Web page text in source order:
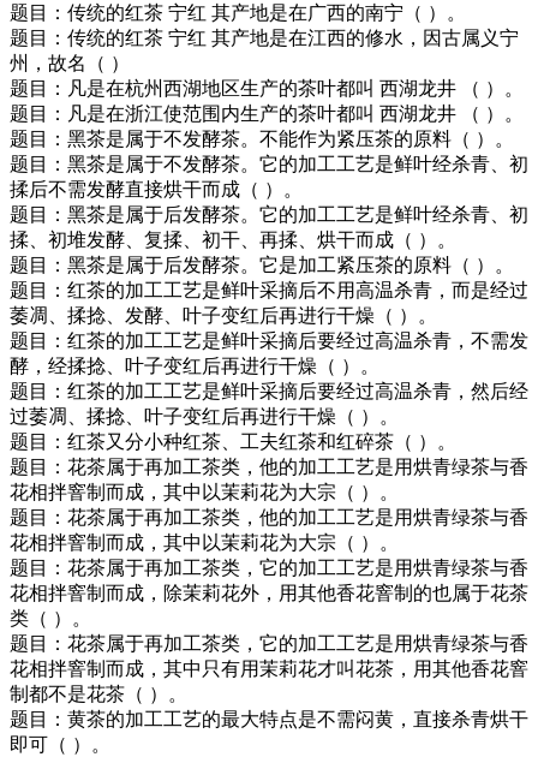
题目：传统的红茶 宁红 其产地是在广西的南宁（ ）。
题目：传统的红茶 宁红 其产地是在江西的修水，因古属义宁
州，故名（ ）
题目：凡是在杭州西湖地区生产的茶叶都叫 西湖龙井 （ ）。
题目：凡是在浙江使范围内生产的茶叶都叫 西湖龙井 （ ）。
题目：黑茶是属于不发酵茶。不能作为紧压茶的原料（ ）。
题目：黑茶是属于不发酵茶。它的加工工艺是鲜叶经杀青、初
揉后不需发酵直接烘干而成（ ）。
题目：黑茶是属于后发酵茶。它的加工工艺是鲜叶经杀青、初
揉、初堆发酵、复揉、初干、再揉、烘干而成（ ）。
题目：黑茶是属于后发酵茶。它是加工紧压茶的原料（ ）。
题目：红茶的加工工艺是鲜叶采摘后不用高温杀青，而是经过
萎凋、揉捻、发酵、叶子变红后再进行干燥（ ）。
题目：红茶的加工工艺是鲜叶采摘后要经过高温杀青，不需发
酵，经揉捻、叶子变红后再进行干燥（ ）。
题目：红茶的加工工艺是鲜叶采摘后要经过高温杀青，然后经
过萎凋、揉捻、叶子变红后再进行干燥（ ）。
题目：红茶又分小种红茶、工夫红茶和红碎茶（ ）。
题目：花茶属于再加工茶类，他的加工工艺是用烘青绿茶与香
花相拌窨制而成，其中以茉莉花为大宗（ ）。
题目：花茶属于再加工茶类，他的加工工艺是用烘青绿茶与香
花相拌窨制而成，其中以茉莉花为大宗（ ）。
题目：花茶属于再加工茶类，它的加工工艺是用烘青绿茶与香
花相拌窨制而成，除茉莉花外，用其他香花窨制的也属于花茶
类（ ）。
题目：花茶属于再加工茶类，它的加工工艺是用烘青绿茶与香
花相拌窨制而成，其中只有用茉莉花才叫花茶，用其他香花窨
制都不是花茶（ ）。
题目：黄茶的加工工艺的最大特点是不需闷黄，直接杀青烘干
即可（ ）。